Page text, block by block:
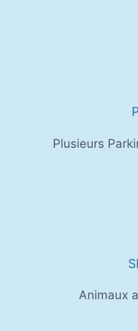
Plusieurs
Animaux